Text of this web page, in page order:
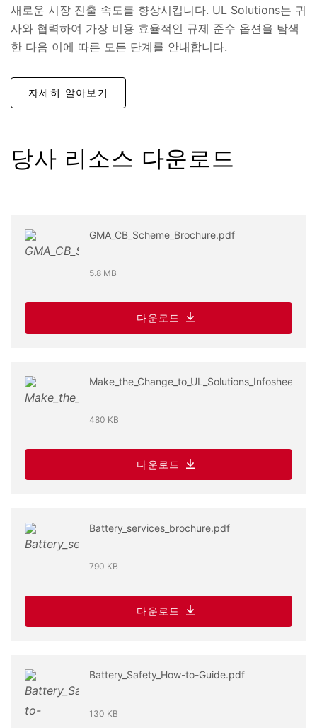
새로운 시장 진출 속도를 향상시킵니다. UL Solutions는 귀
사와 협력하여 가장 비용 효율적인 규제 준수 옵션을 탐색
한 다음 이에 따른 모든 단계를 안내합니다.
자세히 알아보기
당사 리소스 다운로드
GMA_CB_Scheme_Brochure.pdf
5.8 MB
다운로드
Make_the_Change_to_UL_Solutions_Infosheet.pdf
480 KB
다운로드
Battery_services_brochure.pdf
790 KB
다운로드
Battery_Safety_How-to-Guide.pdf
130 KB